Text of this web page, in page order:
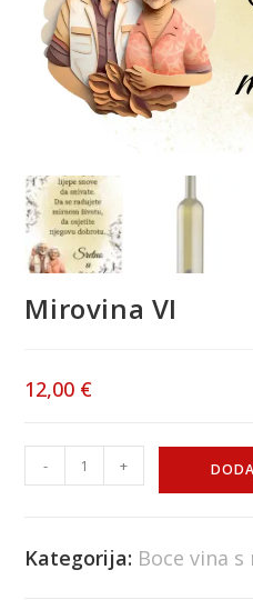
Mirovina VI
12,00 €
- +
Kategorija: Boce vina